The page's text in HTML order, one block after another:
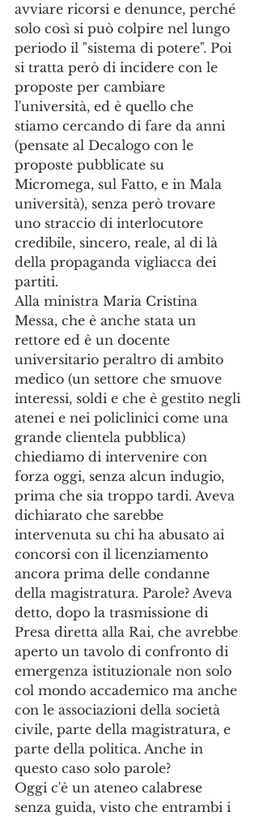
avviare ricorsi e denunce, perché
solo così si può colpire nel lungo
periodo il "sistema di potere". Poi
si tratta però di incidere con le
proposte per cambiare
l'università, ed è quello che
stiamo cercando di fare da anni
(pensate al Decalogo con le
proposte pubblicate su
Micromega, sul Fatto, e in Mala
università), senza però trovare
uno straccio di interlocutore
credibile, sincero, reale, al di là
della propaganda vigliacca dei
partiti.
Alla ministra Maria Cristina
Messa, che è anche stata un
rettore ed è un docente
universitario peraltro di ambito
medico (un settore che smuove
interessi, soldi e che è gestito negli
atenei e nei policlinici come una
grande clientela pubblica)
chiediamo di intervenire con
forza oggi, senza alcun indugio,
prima che sia troppo tardi. Aveva
dichiarato che sarebbe
intervenuta su chi ha abusato ai
concorsi con il licenziamento
ancora prima delle condanne
della magistratura. Parole? Aveva
detto, dopo la trasmissione di
Presa diretta alla Rai, che avrebbe
aperto un tavolo di confronto di
emergenza istituzionale non solo
col mondo accademico ma anche
con le associazioni della società
civile, parte della magistratura, e
parte della politica. Anche in
questo caso solo parole?
Oggi c'è un ateneo calabrese
senza guida, visto che entrambi i